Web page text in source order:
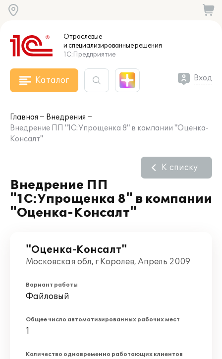
Отраслевые
и специализированныерешения
1С:Предприятие
Каталог Вход
Главная
Внедрения
Внедрение ПП "1С:Упрощенка 8" в компании "Оценка-
Консалт"
Внедрение ПП
"1С:Упрощенка 8" в компании
"Оценка-Консалт"
К списку
"Оценка-Консалт"
Московская обл, г Королев, Апрель 2009
Вариант работы
Файловый
Общее число автоматизированных рабочих мест
1
Количество одновременно работающих клиентов